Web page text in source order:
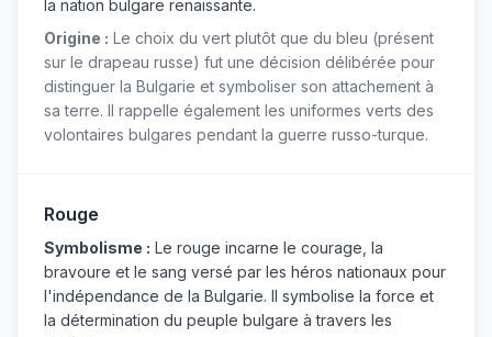
la nation bulgare renaissante.
Origine : Le choix du vert plutôt que du bleu (présent
sur le drapeau russe) fut une décision délibérée pour
distinguer la Bulgarie et symboliser son attachement à
sa terre. Il rappelle également les uniformes verts des
volontaires bulgares pendant la guerre russo-turque.
Rouge
Symbolisme : Le rouge incarne le courage, la
bravoure et le sang versé par les héros nationaux pour
l'indépendance de la Bulgarie. Il symbolise la force et
la détermination du peuple bulgare à travers les